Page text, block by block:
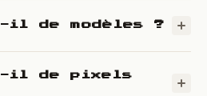
il de modèles ?
t-il de pixels